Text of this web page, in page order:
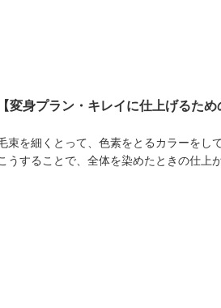
【​変身プラン・キレイに仕上げるため
束を細くとって、色素をとるカラーをして
うすることで、全体を染めたときの仕上